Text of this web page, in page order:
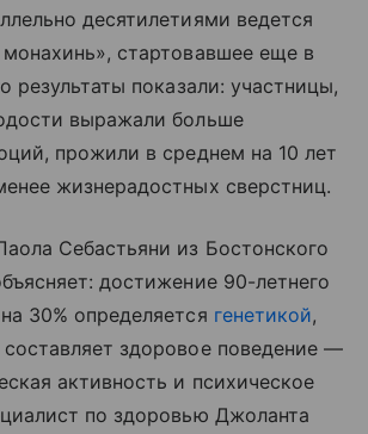
десятилетиями ведется
стартовавшее еще в
результаты показали: участницы,
выражали больше
прожили в среднем на 10 лет
жизнерадостных сверстниц.
Себастьяни из Бостонского
достижение 90-летнего
30% определяется генетикой,
составляет здоровое поведение —
активность и психическое
по здоровью Джоланта